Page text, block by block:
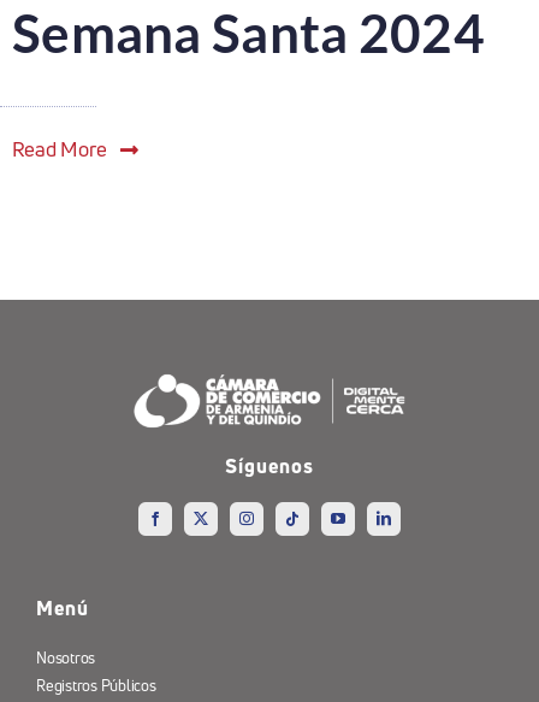
Semana Santa 2024
Read More
Síguenos
Menú
Nosotros
Registros Públicos